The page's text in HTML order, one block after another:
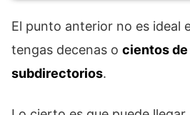
El punto anterior no es ideal
tengas decenas o cientos
subdirectorios.